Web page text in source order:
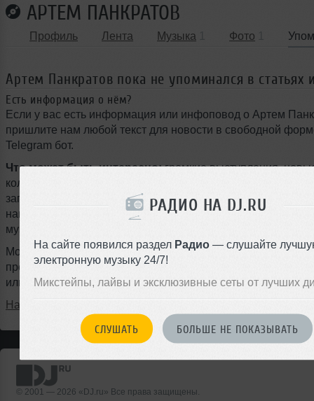
РАДИО НА DJ.RU
На сайте появился раздел Радио — слушайте
электронную музыку 24/7!
Микстейпы, лайвы и эксклюзивные сеты от лучших
СЛУШАТЬ БОЛЬШЕ НЕ ПОКАЗЫВАТЬ
АРТЕМ ПАНКРАТОВ
Профиль Лента Музыка Фото
Артем Панкратов пока не упоминался в статьях
Есть информация о нём?
Если у вас есть информация или инфоповод о Артем
пришлите нам любой текст для новости в свободной
Telegram бот.
Что может быть интересно:громкие выступления,
коллаборации, туры, фестивали, подписание контрактов
запуск собственного лейбла, ремиксы, радиошоу, мастер-
награды, смена стиля или любые другие события из мира
музыки.
Можно писать на любом языке, даже с ошибками — наш
профессионально оформит материал и опубликует
или на следующий день.
Написать в @DjruBot
© 2001 — 2026 «DJ.ru» Все права защищены.